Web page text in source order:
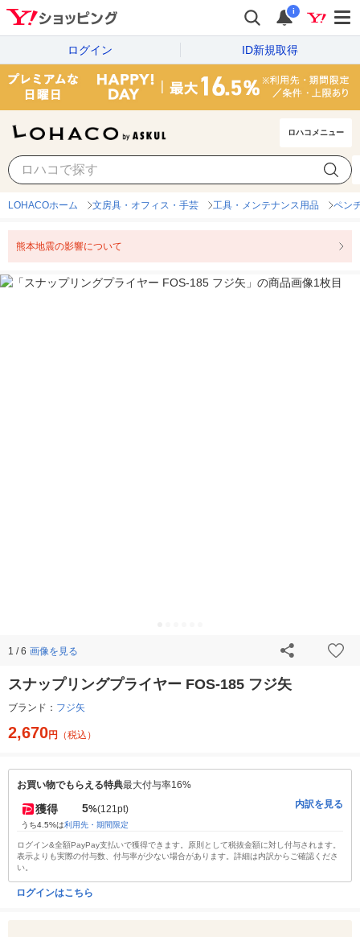
i
ログイン ID新規取得
ロハコメニュー
LOHACOホーム 文房具・オフィス・手芸 工具・メンテナンス用品 ペン
熊本地震の影響について
1 / 6 画像を見る
スナップリングプライヤー FOS-185 フジ矢
ブランド： フジ矢
2,670円 （税込）
お買い物でもらえる特典最大付与率16%
獲得 5%(121pt)
うち4.5%は利用先・期間限定
内訳を見る
ログイン&全額PayPay支払いで獲得できます。原則として税抜金額に対し付与されます。
表示よりも実際の付与数、付与率が少ない場合があります。詳細は内訳からご確認くださ
い。
ログインはこちら